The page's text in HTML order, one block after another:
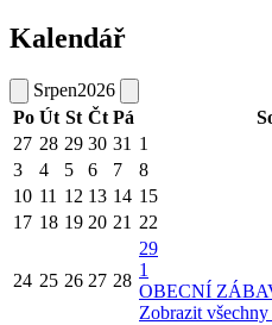
Kalendář
Srpen2026
Po Út St Čt Pá
27 28 29 30 31 1
3
4 5 6 7 8
10 11 12 13 14 15
17 18 19 20 21 22
24 25 26 27 28
29
1
OBECNÍ
Zobrazit